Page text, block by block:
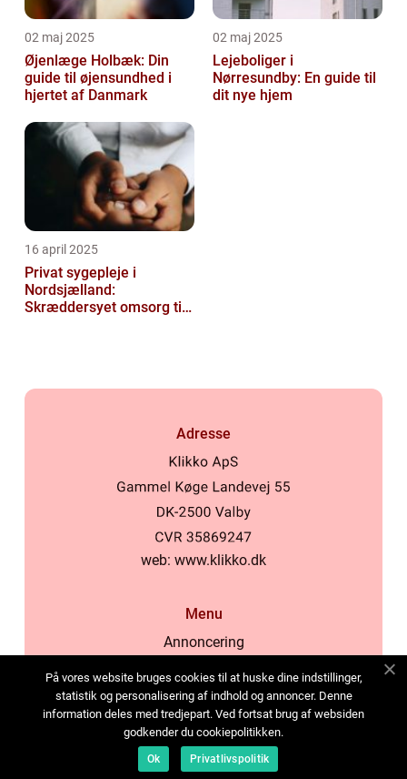
02 maj 2025
Øjenlæge Holbæk: Din
guide til øjensundhed i
hjertet af Danmark
02 maj 2025
Lejeboliger i
Nørresundby: En guide til
dit nye hjem
16 april 2025
Privat sygepleje i
Nordsjælland:
Skræddersyet omsorg til
Adresse
web: www.klikko.dk
Menu
Annoncering
Cookies
Kontakt os
Sitemap
På vores website bruges cookies til at huske dine indstillinger,
statistik og personalisering af indhold og annoncer. Denne
information deles med tredjepart. Ved fortsat brug af websiden
godkender du cookiepolitikken.
Ok Privatlivspolitik